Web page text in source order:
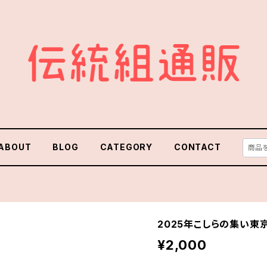
BLOG CATEGORY CONTACT
2025年こしらの集い東
¥2,000